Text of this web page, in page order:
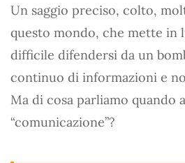
Un saggio preciso, colto,
questo mondo, che mette in
difficile difendersi da un
continuo di informazioni e
Ma di cosa parliamo quando
“comunicazione”?